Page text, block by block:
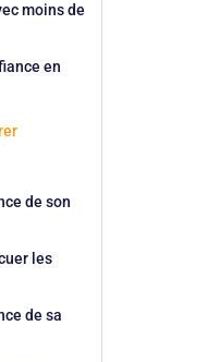
moins de
en
de son
les
de sa